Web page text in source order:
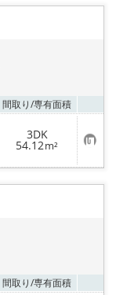
り
間取り/専有面積
3DK
54.12m² お
気
に
り
間取り/専有面積